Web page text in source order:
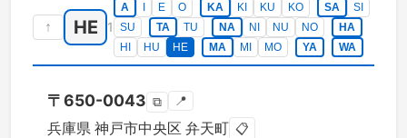
↑ HE 1
A E O KA KI KU KO SA
SI
SU
TA TU NA NI NU NO
HA
HI
HU HE MA MI MO YA WA
〒650-0043 ⧉ 📍
兵庫県 神戸市中央区 弁天町 📋